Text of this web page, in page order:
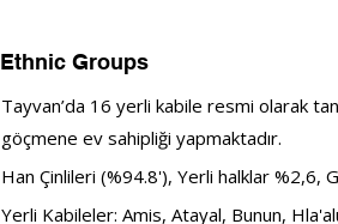
Ethnic Groups
Tayvan’da 16 yerli kabile resmi olarak
göçmene ev sahipliği yapmaktadır.
Han Çinlileri (%94.8'), Yerli halklar %2,6,
Yerli Kabileler: Amis, Atayal, Bunun,